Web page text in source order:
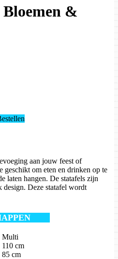
&
aan jouw feest of
geschikt om eten en drinken op te
laten hangen. De statafels zijn
design. Deze statafel wordt
Multi
110 cm
85 cm